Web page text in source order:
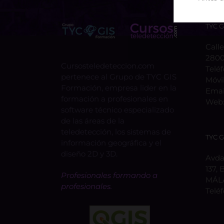
Profesionales formando a
profesionales.
TYC
Web:
TYC